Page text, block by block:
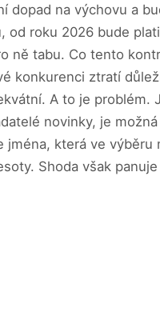
na výchovu a
roku 2026 bude
ně tabu. Co tento
konkurenci ztratí
A to je problém.
novinky, je
která ve
Shoda však